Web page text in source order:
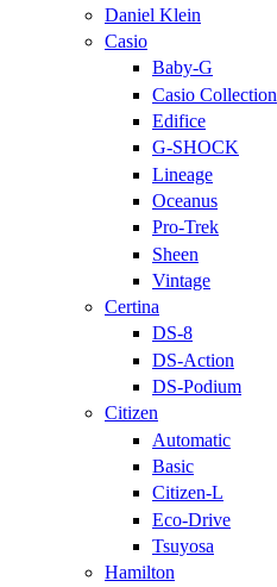
Daniel Klein
Casio
Baby-G
Casio Collection
Edifice
G-SHOCK
Lineage
Oceanus
Pro-Trek
Sheen
Vintage
Certina
DS-8
DS-Action
DS-Podium
Citizen
Automatic
Basic
Citizen-L
Eco-Drive
Tsuyosa
Hamilton